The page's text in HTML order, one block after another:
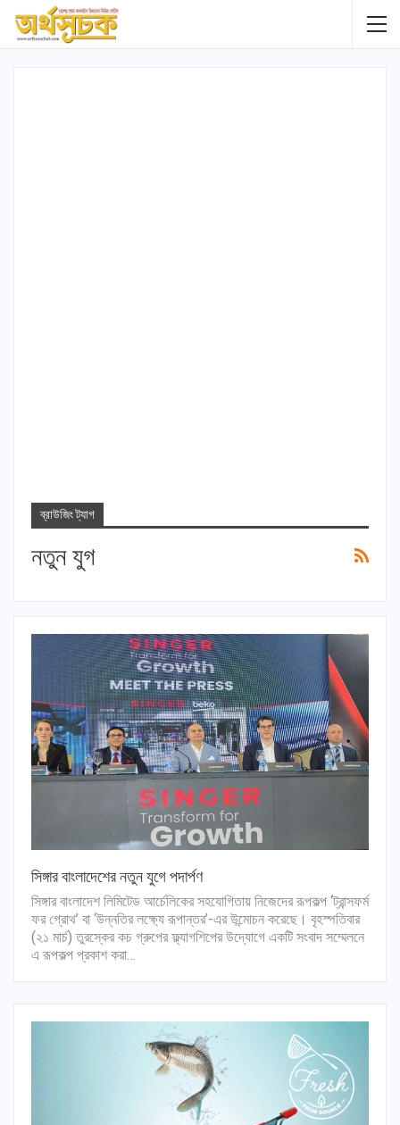
ব্রাউজিং ট্যাগ
নতুন যুগ
সিঙ্গার বাংলাদেশের নতুন যুগে পদার্পণ
সিঙ্গার বাংলাদেশ লিমিটেড আর্চেলিকের সহযোগিতায় নিজেদের রূপকল্প ‘ট্রান্সফর্ম
ফর গ্রোথ’ বা ‘উন্নতির লক্ষ্যে রূপান্তর’-এর উন্মোচন করেছে। বৃহস্পতিবার
(২১ মার্চ) তুরস্কের কচ গ্রুপের ফ্ল্যাগশিপের উদ্যোগে একটি সংবাদ সম্মেলনে
এ রূপকল্প প্রকাশ করা…